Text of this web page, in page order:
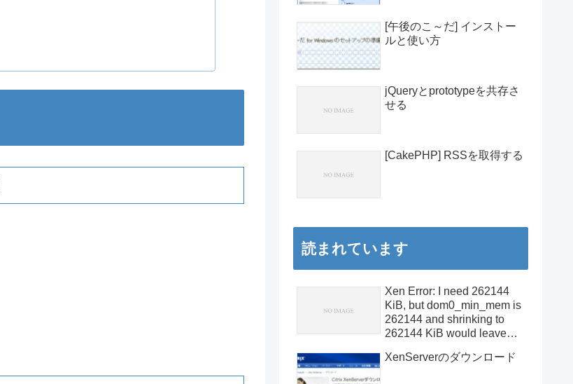
[午後のこ～だ] インストー
ルと使い方
jQueryとprototypeを共存さ
せる
[CakePHP] RSSを取得する
読まれています
Xen Error: I need 262144
KiB, but dom0_min_mem is
262144 and shrinking to
262144 KiB would leave
XenServerのダウンロード